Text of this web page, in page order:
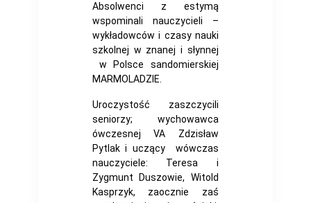
Absolwenci z estymą
wspominali nauczycieli –
wykładowców i czasy nauki
szkolnej w znanej i słynnej
w Polsce sandomierskiej
MARMOLADZIE.
Uroczystość zaszczycili
seniorzy; wychowawca
ówczesnej VA Zdzisław
Pytlak i uczący wówczas
nauczyciele: Teresa i
Zygmunt Duszowie, Witold
Kasprzyk, zaocznie zaś